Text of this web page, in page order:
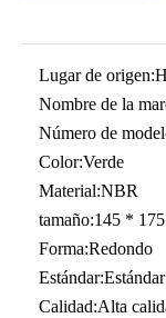
Lugar de origen:
Nombre de la
Número de
Color:Verde
Material:NBR
tamaño:145 *
Forma:Redondo
Estándar:Estándar
Calidad:Alta